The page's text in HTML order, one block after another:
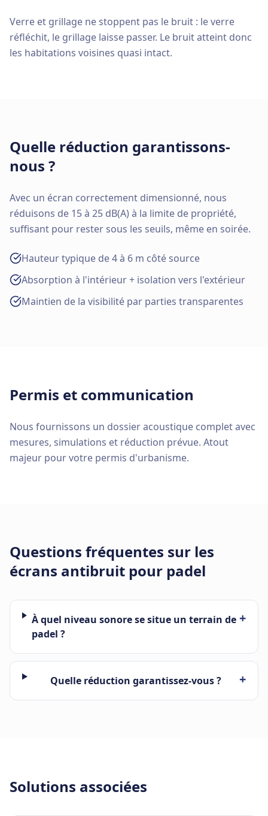
Verre et grillage ne stoppent pas le bruit : le verre
réfléchit, le grillage laisse passer. Le bruit atteint donc
les habitations voisines quasi intact.
Quelle réduction garantissons-
nous ?
Avec un écran correctement dimensionné, nous
réduisons de 15 à 25 dB(A) à la limite de propriété,
suffisant pour rester sous les seuils, même en soirée.
Hauteur typique de 4 à 6 m côté source
Absorption à l'intérieur + isolation vers l'extérieur
Maintien de la visibilité par parties transparentes
Permis et communication
Nous fournissons un dossier acoustique complet avec
mesures, simulations et réduction prévue. Atout
majeur pour votre permis d'urbanisme.
Questions fréquentes sur les
écrans antibruit pour padel
À quel niveau sonore se situe un terrain de
padel ?
+
Quelle réduction garantissez-vous ? +
Solutions associées